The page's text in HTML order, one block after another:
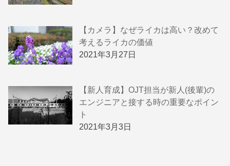
【カメラ】なぜライカは高い？改めて
考えるライカの価値
2021年3月27日
【新人育成】OJT担当が新人(後輩)の
エンジニアと接する時の重要なポイン
ト
2021年3月3日